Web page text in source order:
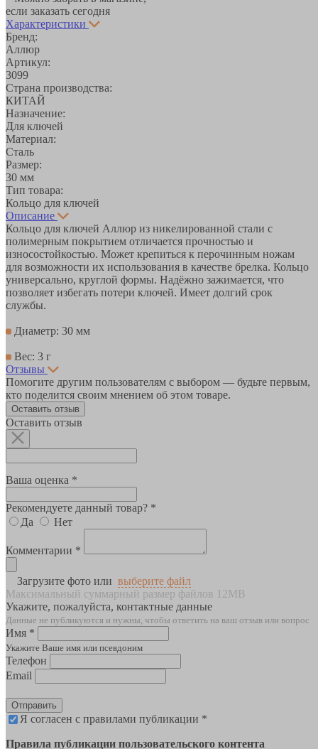
если заказать сегодня
Характеристики
Бренд:
Аллюр
Артикул:
3099
Страна производства:
КИТАЙ
Назначение:
Для ключей
Материал:
Сталь
Размер:
30 мм
Тип товара:
Кольцо для ключей
Описание
Кольцо для ключей Аллюр из никелированной стали с
полимерным покрытием отличается прочностью и
износостойкостью. Может крепиться к перочинным ножам
для возможности их использования в качестве брелка. Кольцо
универсально, круглой формы. Надёжно зажимается, что
позволяет избегать потери ключей. Имеет долгий срок
службы.
Диаметр: 30 мм
Вес: 3 г
Отзывы
Помогите другим пользователям с выбором — будьте первым,
кто поделится своим мнением об этом товаре.
Оставить отзыв
Оставить отзыв
Ваша оценка *
Рекомендуете данный товар? *
Да
Нет
Комментарии *
Загрузите фото или выберите файл
Максимальный суммарный размер файлов 12MB
Укажите, пожалуйста, контактные данные
Данные не публикуются и нужны, чтобы ответить на ваш отзыв или вопрос
Имя *
Укажите Ваше имя или псевдоним
Телефон
Email
Отправить
Я согласен с правилами публикации *
Правила публикации пользовательского контента